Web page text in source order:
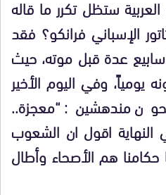
ستظل تكرر ما قاله
الإسباني فرانكو؟ فقد
عدة قبل موته، حيث
يومياً، وفي اليوم الأخير
مندهشين: “معجزة..
اقول ان الشعوب
حكامنا هم الأصحاء وأطال